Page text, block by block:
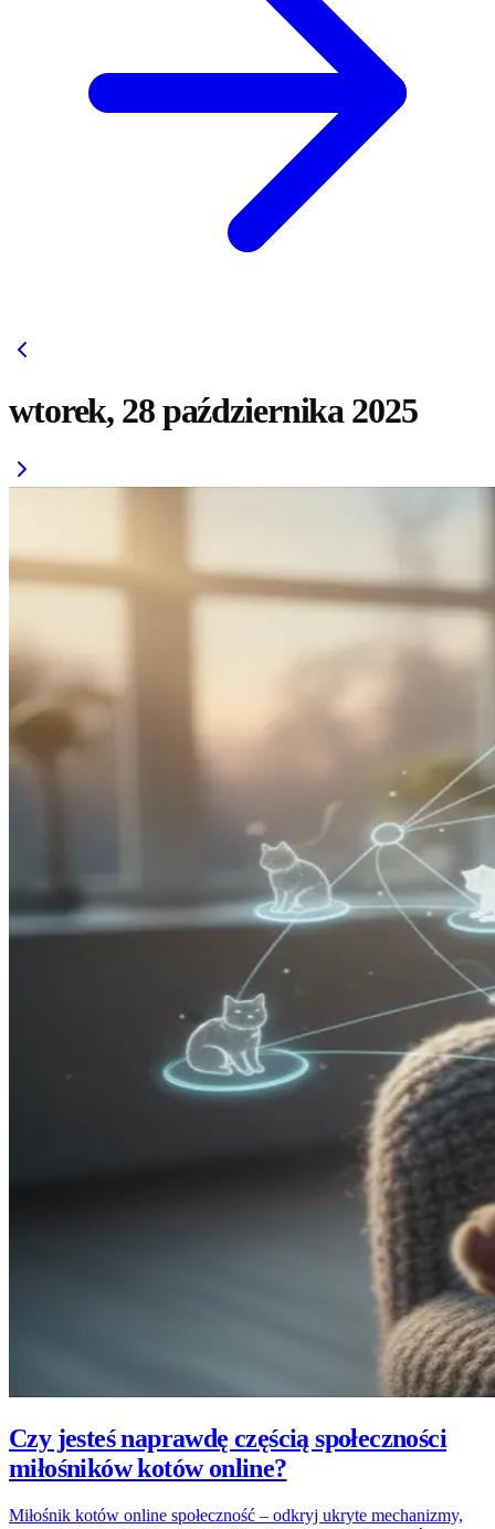
wtorek, 28 października 2025
Czy jesteś naprawdę częścią społeczności
miłośników kotów online?
Miłośnik kotów online społeczność – odkryj ukryte mechanizmy,